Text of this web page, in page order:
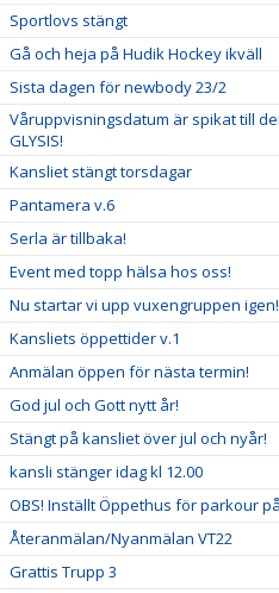
Sportlovs stängt
Gå och heja på Hudik Hockey ikväll
Sista dagen för newbody 23/2
Våruppvisningsdatum är spikat till
GLYSIS!
Kansliet stängt torsdagar
Pantamera v.6
Serla är tillbaka!
Event med topp hälsa hos oss!
Nu startar vi upp vuxengruppen igen!
Kansliets öppettider v.1
Anmälan öppen för nästa termin!
God jul och Gott nytt år!
Stängt på kansliet över jul och nyår!
kansli stänger idag kl 12.00
OBS! Inställt Öppethus för parkour
Återanmälan/Nyanmälan VT22
Grattis Trupp 3